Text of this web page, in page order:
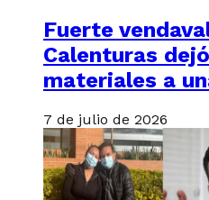
Fuerte
Calenturas
materiales a
7 de julio de 2026